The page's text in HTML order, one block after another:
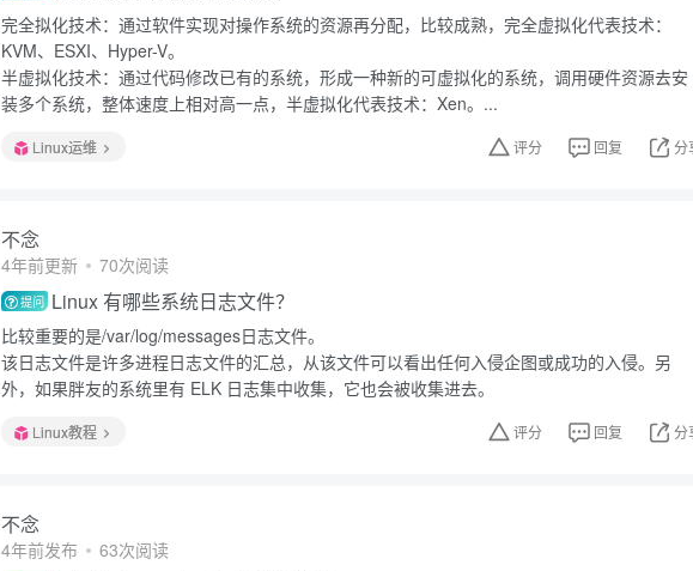
完全拟化技术：通过软件实现对操作系统的资源再分配，比较成熟，完全虚拟化代表技术：
KVM、ESXI、Hyper-V。
半虚拟化技术：通过代码修改已有的系统，形成一种新的可虚拟化的系统，调用硬件资源去安
装多个系统，整体速度上相对高一点，半虚拟化代表技术：Xen。...
Linux运维 评分 回复 分
不念
4年前更新 70次阅读
提问 Linux 有哪些系统日志文件？
比较重要的是/var/log/messages日志文件。
该日志文件是许多进程日志文件的汇总，从该文件可以看出任何入侵企图或成功的入侵。另
外，如果胖友的系统里有 ELK 日志集中收集，它也会被收集进去。
Linux教程 评分 回复 分
不念
4年前发布 63次阅读